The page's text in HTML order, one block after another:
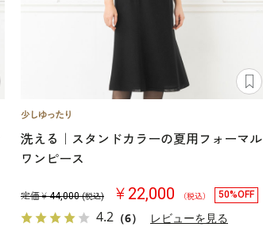
洗える｜スタンドカラーの夏用フォーマル
ワンピース
定価￥44,000 (税込) ￥22,000 （税込） 50%OFF
4.2（6） レビューを見る